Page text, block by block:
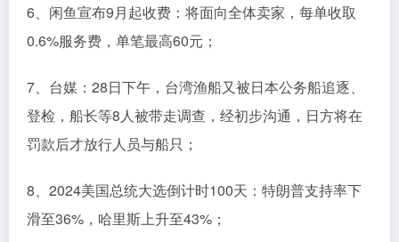
6、闲鱼宣布9月起收费：将面向全体卖家，每单收取
0.6%服务费，单笔最高60元；
7、台媒：28日下午，台湾渔船又被日本公务船追逐、
登检，船长等8人被带走调查，经初步沟通，日方将在
罚款后才放行人员与船只；
8、2024美国总统大选倒计时100天：特朗普支持率下
滑至36%，哈里斯上升至43%；